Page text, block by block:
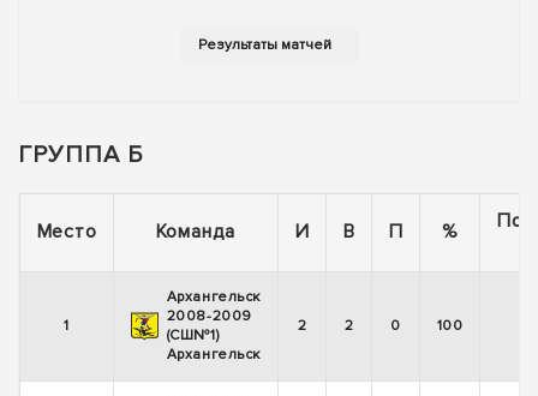
ГРУППА Б
Место Команда И В П %
1
Архангельск
2008-2009
(СШ№1)
Архангельск
2 2 0 100